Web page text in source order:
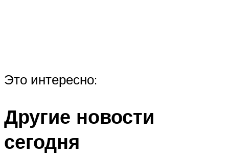
Это интересно:
Другие новости
сегодня